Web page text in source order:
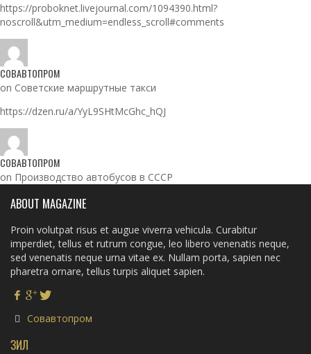
https://proboknet.livejournal.com/1094390.html?
noscroll&utm_medium=endless_scroll#comments
СОВАВТОПРОМ
on Советские маршрутные такси
https://dzen.ru/a/YyL9SHtMcGhc_hQJ
СОВАВТОПРОМ
on Производство автобусов в СССР
ABOUT MAGAZINE
Proin volutpat risus et augue viverra vehicula. Curabitur
imperdiet, tellus et rutrum congue, leo libero venenatis neque,
sed venenatis neque urna vitae ex. Nullam porta, sapien nec
pharetra ornare, tellus turpis aliquet sapien.
Совавтопром
ЗИЛ